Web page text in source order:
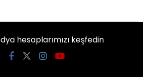
hesaplarımızı keşfedin